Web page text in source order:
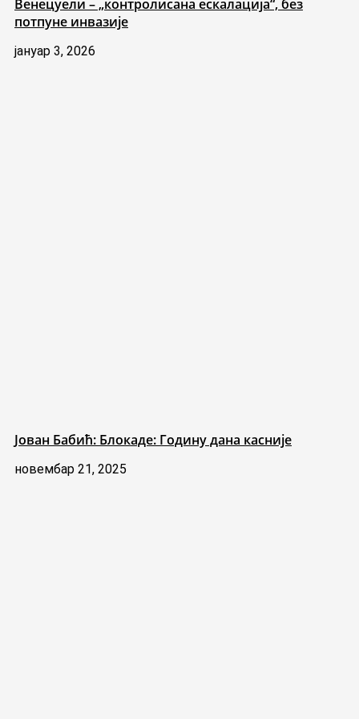
Венецуели – „контролисана ескалација“, без
потпуне инвазије
јануар 3, 2026
Јован Бабић: Блокаде: Годину дана касније
новембар 21, 2025